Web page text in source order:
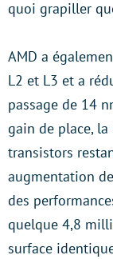
quoi grapiller
AMD a
L2 et L3 et a
passage de 14
gain de place,
transistors
augmentation
des
quelque 4,8
surface